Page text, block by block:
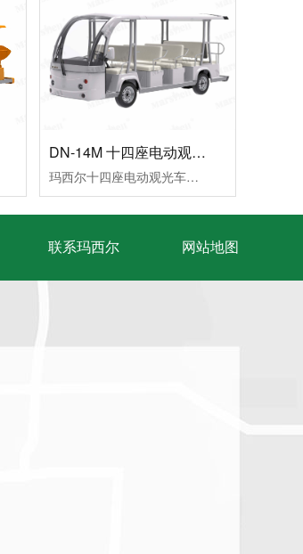
DN-14M 十四座电动观光车
玛西尔十四座电动观光车，主流观光接驳车型，可作为旅游景区观光车、园区电动接驳车、大型游乐园代步车、封闭社区接驳车、校园接驳车、港口接驳观光车等多元场景接驳观光用车需求。零排放、低噪音、节能环保‌，助力绿色低碳运营，提升客户服务品质与品牌形象。支持‌主题配色、LOGO定制等，联系我们了解电动观光车价格。
联系玛西尔 网站地图